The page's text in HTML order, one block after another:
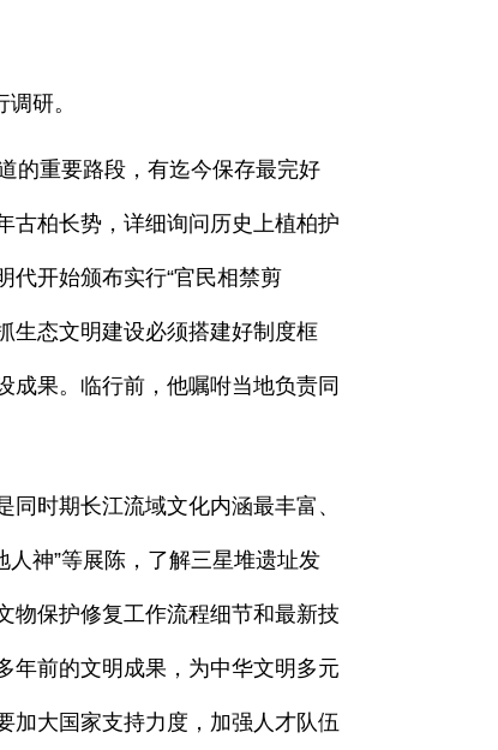
研。
重要路段，有迄今保存最完好
古柏长势，详细询问历史上植柏护
代开始颁布实行“官民相禁剪
生态文明建设必须搭建好制度框
成果。临行前，他嘱咐当地负责同
时期长江流域文化内涵最丰富、
人神”等展陈，了解三星堆遗址发
物保护修复工作流程细节和最新技
年前的文明成果，为中华文明多元
加大国家支持力度，加强人才队伍